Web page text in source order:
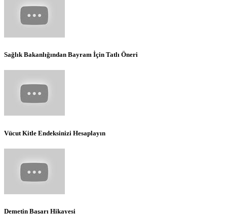
Sağlık Bakanlığından Bayram İçin Tatlı Öneri
Vücut Kitle Endeksinizi Hesaplayın
Demetin Başarı Hikayesi